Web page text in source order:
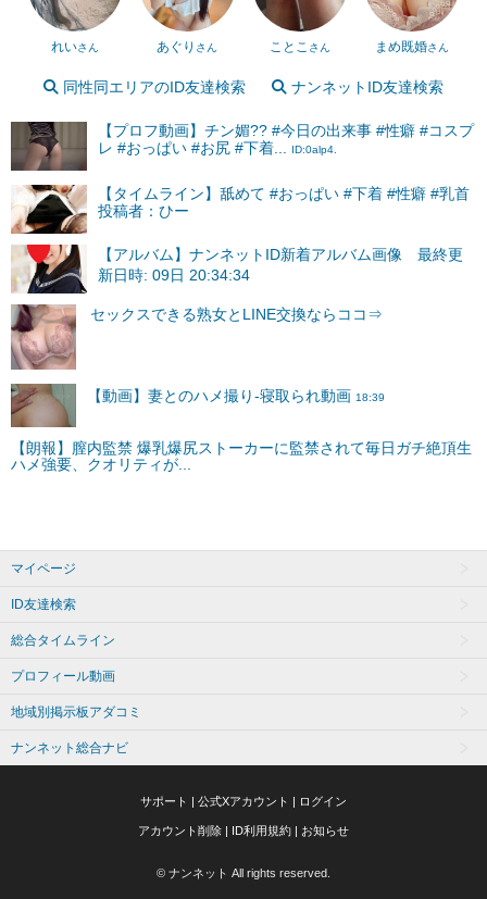
れいさん あぐり さん ことこ さん まめ既婚さん
同性同エリアのID友達検索 ナンネットID友達検索
【プロフ動画】チン媚?? #今日の出来事 #性癖 #コスプ
レ #おっぱい #お尻 #下着...
ID:0alp4.
【タイムライン】舐めて #おっぱい #下着 #性癖 #乳首
投稿者：ひー
【アルバム】ナンネットID新着アルバム画像 最終更
新日時: 09日 20:34:34
マイページ
ID友達検索
総合タイムライン
プロフィール動画
地域別掲示板アダコミ
ナンネット総合ナビ
サポート | 公式Xアカウント | ログイン
アカウント削除 | ID利用規約 | お知らせ
© ナンネット All rights reserved.